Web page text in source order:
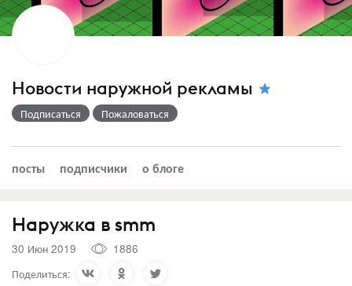
Новости наружной рекламы
Подписаться Пожаловаться
посты подписчики о блоге
Наружка в smm
30 Июн 2019
1886
Поделиться: